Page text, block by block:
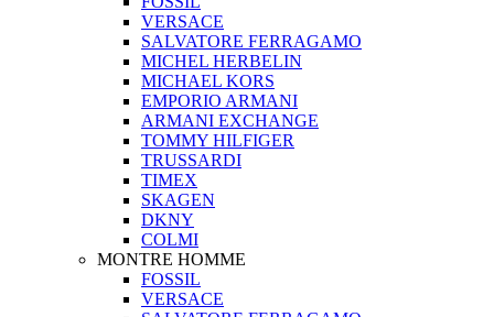
VERSACE
SALVATORE FERRAGAMO
MICHEL HERBELIN
MICHAEL KORS
EMPORIO ARMANI
ARMANI EXCHANGE
TOMMY HILFIGER
TRUSSARDI
TIMEX
SKAGEN
DKNY
COLMI
MONTRE HOMME
FOSSIL
VERSACE